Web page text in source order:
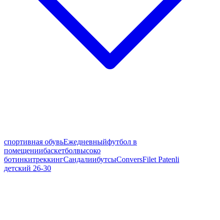
спортивная обувьЕжедневныйфутбол в
помещениибаскетболвысоко
ботинкитреккингСандалиибутсыConversFilet Patenli
детский 26-30